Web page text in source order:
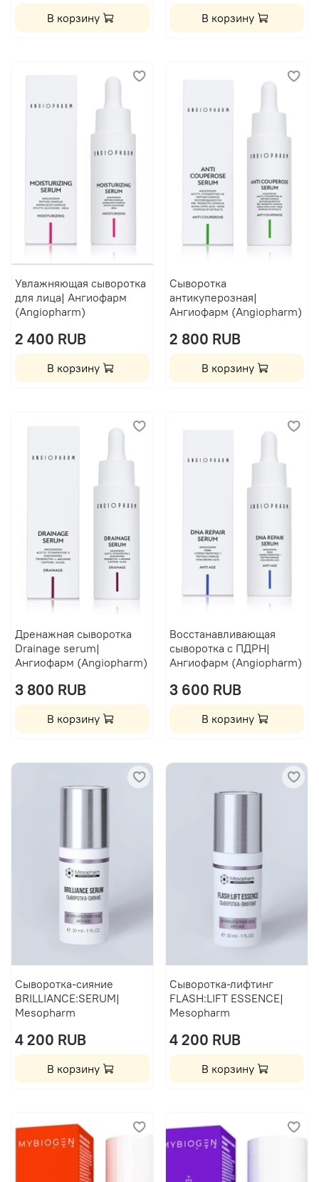
В корзину В корзину
Увлажняющая сыворотка
для лица| Ангиофарм
(Angiopharm)
2 400 RUB
В корзину
Сыворотка
антикуперозная|
Ангиофарм (Angiopharm)
2 800 RUB
В корзину
Дренажная сыворотка
Drainage serum|
Ангиофарм (Angiopharm)
3 800 RUB
В корзину
Восстанавливающая
сыворотка с ПДРН|
Ангиофарм (Angiopharm)
3 600 RUB
В корзину
Сыворотка-сияние
BRILLIANCE:SERUM|
Mesopharm
4 200 RUB
В корзину
Сыворотка-лифтинг
FLASH:LIFT ESSENCE|
Mesopharm
4 200 RUB
В корзину